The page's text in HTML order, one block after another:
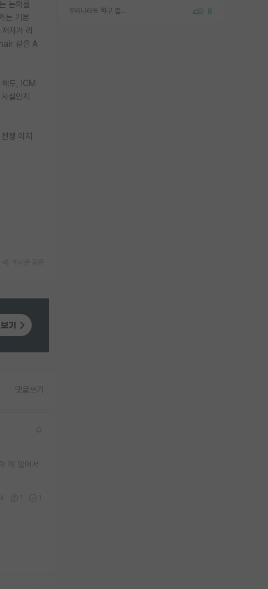
우리나라도 학구 열풍보면 Higher Doctorate 학위가 필요하다고 봅니다. 8
논의를
는 기본
자가 리
같은 A
도, ICM
실인지
쟁 이지
댓글쓰기
꽤 있어서